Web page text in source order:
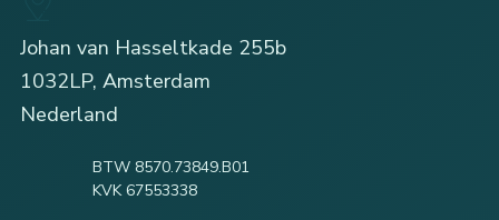
Johan van Hasseltkade 255b
1032LP, Amsterdam
Nederland
BTW 8570.73849.B01
KVK 67553338